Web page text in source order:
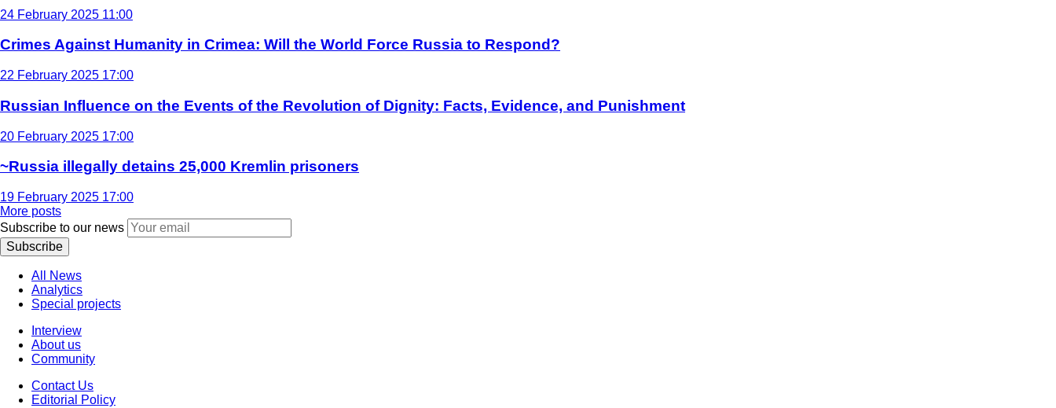
24 February 2025 11:00
Crimes Against Humanity in Crimea: Will the World Force Russia to Respond?
22 February 2025 17:00
Russian Influence on the Events of the Revolution of Dignity: Facts, Evidence, and Punishment
20 February 2025 17:00
~Russia illegally detains 25,000 Kremlin prisoners
19 February 2025 17:00
More posts
Subscribe to our news
Subscribe
All News
Analytics
Special projects
Interview
About us
Community
Contact Us
Editorial Policy